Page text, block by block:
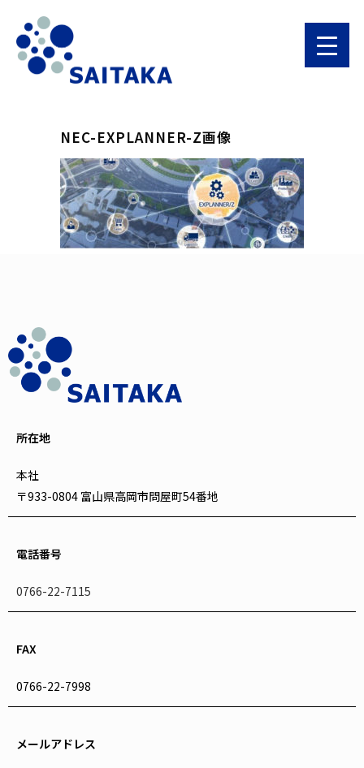
NEC-EXPLANNER-Z画像
所在地
本社
〒933-0804 富山県高岡市問屋町54番地
電話番号
0766-22-7115
FAX
0766-22-7998
メールアドレス